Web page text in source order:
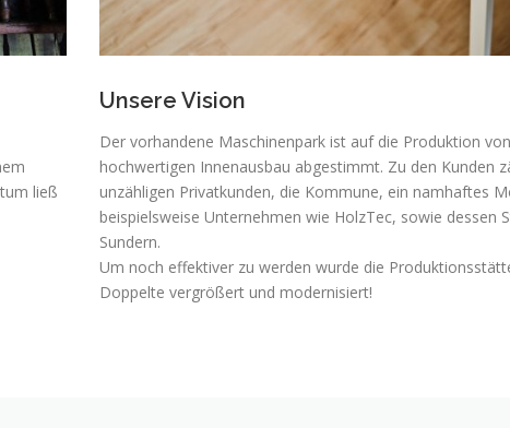
ließ
Unsere Vision
Der vorhandene Maschinenpark ist auf die Produktion
hochwertigen Innenausbau abgestimmt. Zu den Kunden
unzähligen Privatkunden, die Kommune, ein namhaftes
beispielsweise Unternehmen wie HolzTec, sowie dessen
Sundern.
Um noch effektiver zu werden wurde die
Doppelte vergrößert und modernisiert!